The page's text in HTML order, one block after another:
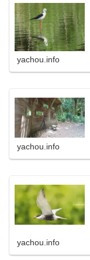
yachou.info
yachou.info
yachou.info